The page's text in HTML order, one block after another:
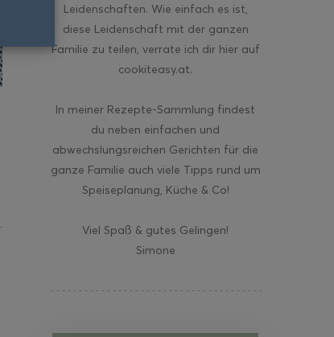
Leidenschaften. Wie einfach es ist,
diese Leidenschaft mit der ganzen
Familie zu teilen, verrate ich dir hier auf
cookiteasy.at.
In meiner Rezepte-Sammlung findest
du neben einfachen und
abwechslungsreichen Gerichten für die
ganze Familie auch viele Tipps rund um
Speiseplanung, Küche & Co!
Viel Spaß & gutes Gelingen!
Simone